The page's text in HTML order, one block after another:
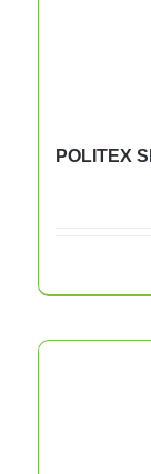
POLITEX